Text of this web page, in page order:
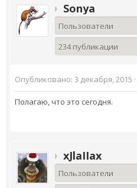
Sonya
Пользователи
234 публикации
Опубликовано: 3 декабря, 2015 ·
Полагаю, что это сегодня.
xJlaIIax
Пользователи